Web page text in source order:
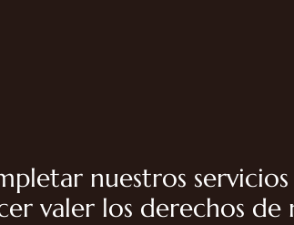
nuestros
valer los derechos